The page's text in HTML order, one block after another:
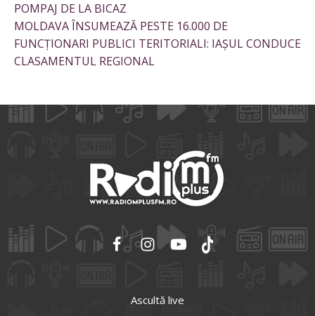
POMPAJ DE LA BICAZ
MOLDAVA ÎNSUMEAZĂ PESTE 16.000 DE
FUNCȚIONARI PUBLICI TERITORIALI: IAȘUL CONDUCE
CLASAMENTUL REGIONAL
Ascultă live